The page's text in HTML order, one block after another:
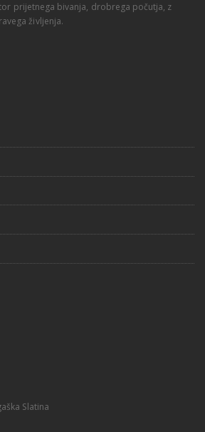
prijetnega bivanja, drobrega počutja, z
življenja.
Slatina